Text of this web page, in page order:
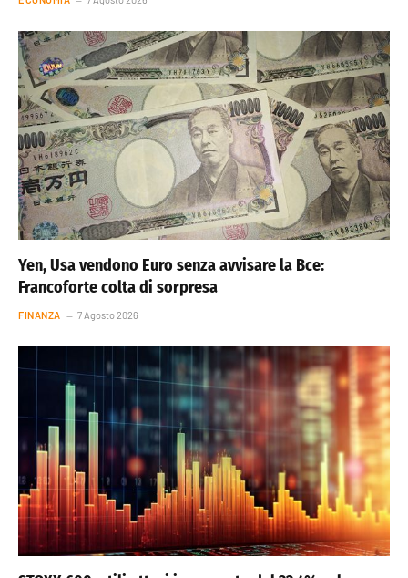
Yen, Usa vendono Euro senza avvisare la Bce:
Francoforte colta di sorpresa
FINANZA 7 Agosto 2026